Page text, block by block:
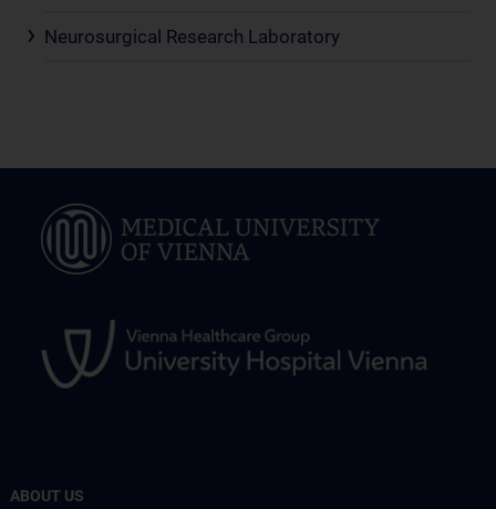
Neurosurgical Research Laboratory
ABOUT US